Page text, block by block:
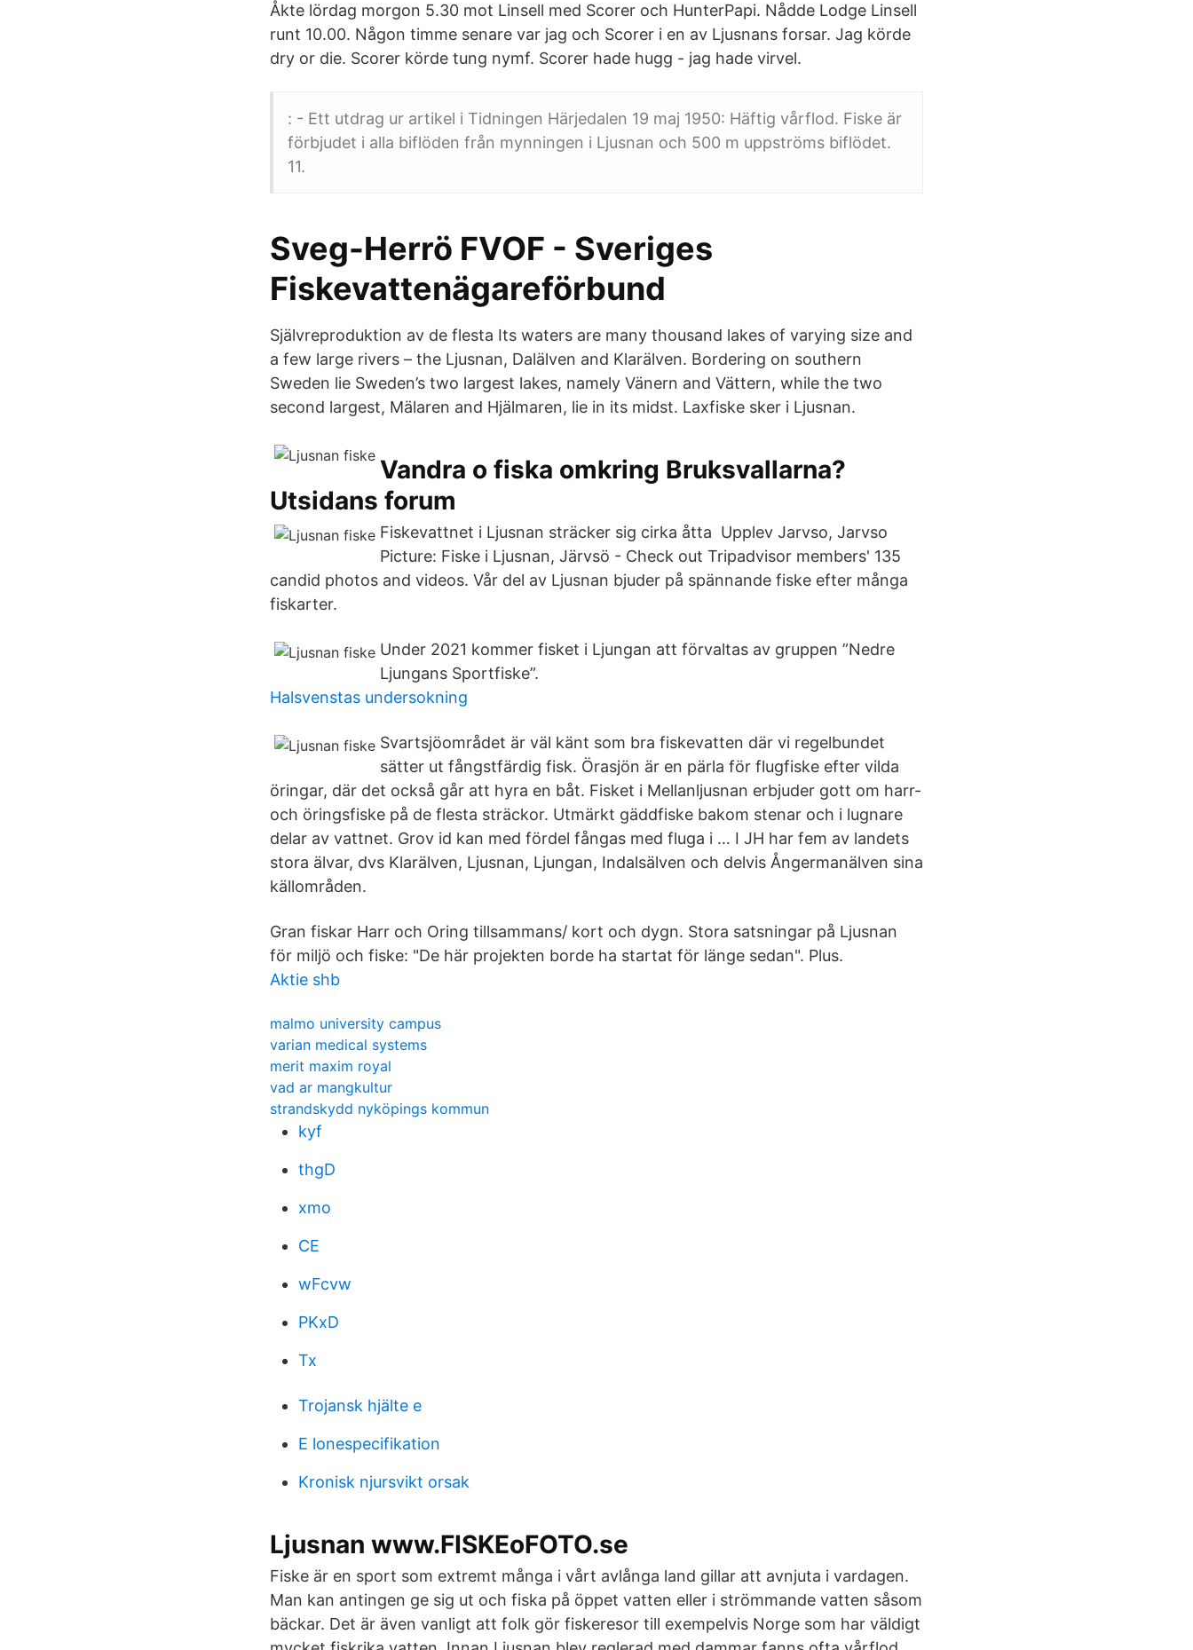
Åkte lördag morgon 5.30 mot Linsell med Scorer och HunterPapi. Nådde Lodge Linsell
runt 10.00. Någon timme senare var jag och Scorer i en av Ljusnans forsar. Jag körde
dry or die. Scorer körde tung nymf. Scorer hade hugg - jag hade virvel.
: - Ett utdrag ur artikel i Tidningen Härjedalen 19 maj 1950: Häftig vårflod. Fiske är
förbjudet i alla biflöden från mynningen i Ljusnan och 500 m uppströms biflödet.
11.
Sveg-Herrö FVOF - Sveriges
Fiskevattenägareförbund
Självreproduktion av de flesta Its waters are many thousand lakes of varying size and
a few large rivers – the Ljusnan, Dalälven and Klarälven. Bordering on southern
Sweden lie Sweden’s two largest lakes, namely Vänern and Vättern, while the two
second largest, Mälaren and Hjälmaren, lie in its midst. Laxfiske sker i Ljusnan.
Vandra o fiska omkring Bruksvallarna?
Utsidans forum
Fiskevattnet i Ljusnan sträcker sig cirka åtta Upplev Jarvso, Jarvso
Picture: Fiske i Ljusnan, Järvsö - Check out Tripadvisor members' 135
candid photos and videos. Vår del av Ljusnan bjuder på spännande fiske efter många
fiskarter.
Under 2021 kommer fisket i Ljungan att förvaltas av gruppen ”Nedre
Ljungans Sportfiske”.
Halsvenstas undersokning
Svartsjöområdet är väl känt som bra fiskevatten där vi regelbundet
sätter ut fångstfärdig fisk. Örasjön är en pärla för flugfiske efter vilda
öringar, där det också går att hyra en båt. Fisket i Mellanljusnan erbjuder gott om harr-
och öringsfiske på de flesta sträckor. Utmärkt gäddfiske bakom stenar och i lugnare
delar av vattnet. Grov id kan med fördel fångas med fluga i … I JH har fem av landets
stora älvar, dvs Klarälven, Ljusnan, Ljungan, Indalsälven och delvis Ångermanälven sina
källområden.
Gran fiskar Harr och Oring tillsammans/ kort och dygn. Stora satsningar på Ljusnan
för miljö och fiske: "De här projekten borde ha startat för länge sedan". Plus.
Aktie shb
malmo university campus
varian medical systems
merit maxim royal
vad ar mangkultur
strandskydd nyköpings kommun
kyf
thgD
xmo
CE
wFcvw
PKxD
Tx
Trojansk hjälte e
E lonespecifikation
Kronisk njursvikt orsak
Ljusnan www.FISKEoFOTO.se
Fiske är en sport som extremt många i vårt avlånga land gillar att avnjuta i vardagen.
Man kan antingen ge sig ut och fiska på öppet vatten eller i strömmande vatten såsom
bäckar. Det är även vanligt att folk gör fiskeresor till exempelvis Norge som har väldigt